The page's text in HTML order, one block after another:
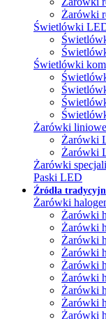
Żarówki
Świetlówki
Świetlówki
Żarówki
Żarówki
Żarówki
Żarówki
Paski LED
Źródła
Żarówki
Żarówki
Żarówki
Żarówki
Żarówki
Żarówki
Żarówki
Żarówki
Żarówki
Żarówki